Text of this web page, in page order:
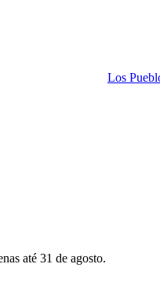
Los
até 31 de agosto.